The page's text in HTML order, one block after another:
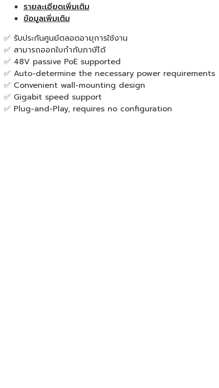
รายละเอียดเพิ่มเติม
ข้อมูลเพิ่มเติม
✅ รับประกันศูนย์ตลอดอายุการใช้งาน
✅ สามารถออกใบกำกับภาษีได้
✅ 48V passive PoE supported
✅ Auto-determine the necessary power requirements
✅ Convenient wall-mounting design
✅ Gigabit speed support
✅ Plug-and-Play, requires no configuration